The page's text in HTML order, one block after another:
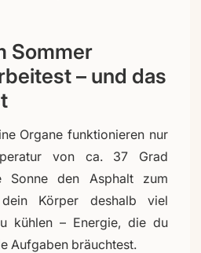
Sommer
– und das
Organe funktionieren nur
von ca. 37 Grad
Sonne den Asphalt zum
Körper deshalb viel
kühlen – Energie, die du
Aufgaben bräuchtest.